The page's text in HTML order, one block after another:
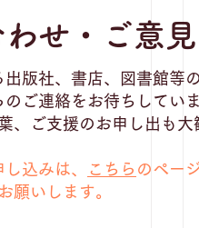
せ・ご意見
出版社、書店、図書館等
ご連絡をお待ちしていま
、ご支援のお申し出も大
込みは、 こちら のペー
願いします。